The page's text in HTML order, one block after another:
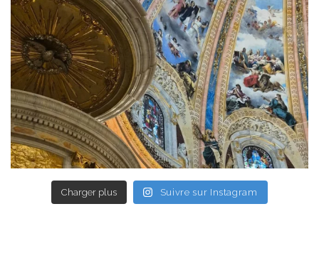
Charger plus Suivre sur Instagram